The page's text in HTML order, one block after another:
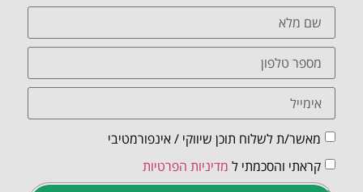
מאשר/ת לשלוח תוכן שיווקי / אינפורמטיבי
קראתי והסכמתי ל מדיניות הפרטיות